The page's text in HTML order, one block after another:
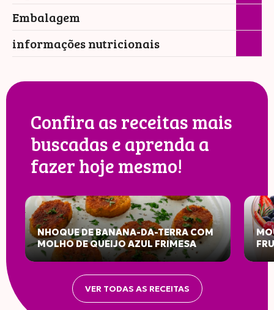
Embalagem
informações nutricionais
Confira as receitas mais
buscadas e aprenda a
fazer hoje mesmo!
NHOQUE DE BANANA-DA-TERRA COM
MOLHO DE QUEIJO AZUL FRIMESA
VER TODAS AS RECEITAS
INFORMAÇÃO NUTRICIONAL
Porção: 30g